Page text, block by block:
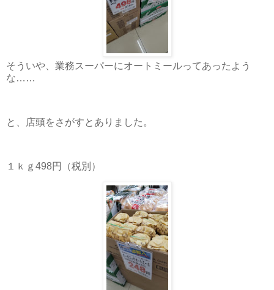
そういや、業務スーパーにオートミールってあったよう
な……
と、店頭をさがすとありました。
１ｋｇ498円（税別）